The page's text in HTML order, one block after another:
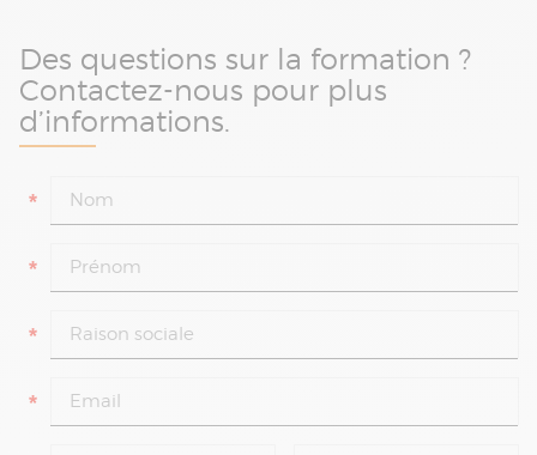
Des questions sur la formation ?
Contactez-nous pour plus
d’informations.
*
*
*
*